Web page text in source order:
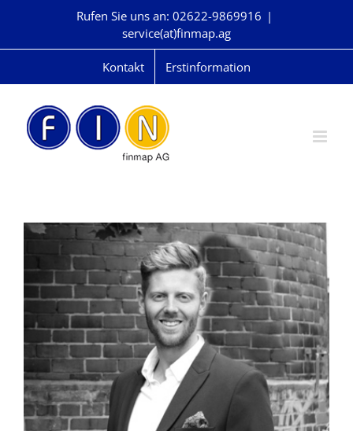
Rufen Sie uns an: 02622-9869916 |
service(at)finmap.ag
Kontakt Erstinformation